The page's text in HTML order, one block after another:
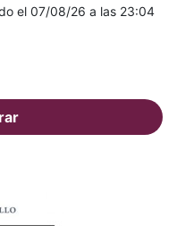
el 07/08/26 a las 23:04